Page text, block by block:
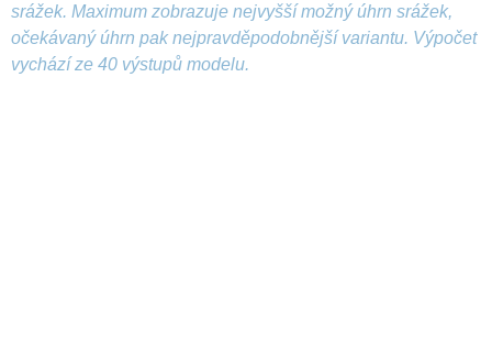
srážek. Maximum zobrazuje nejvyšší možný úhrn srážek,
očekávaný úhrn pak nejpravděpodobnější variantu. Výpočet
vychází ze 40 výstupů modelu.